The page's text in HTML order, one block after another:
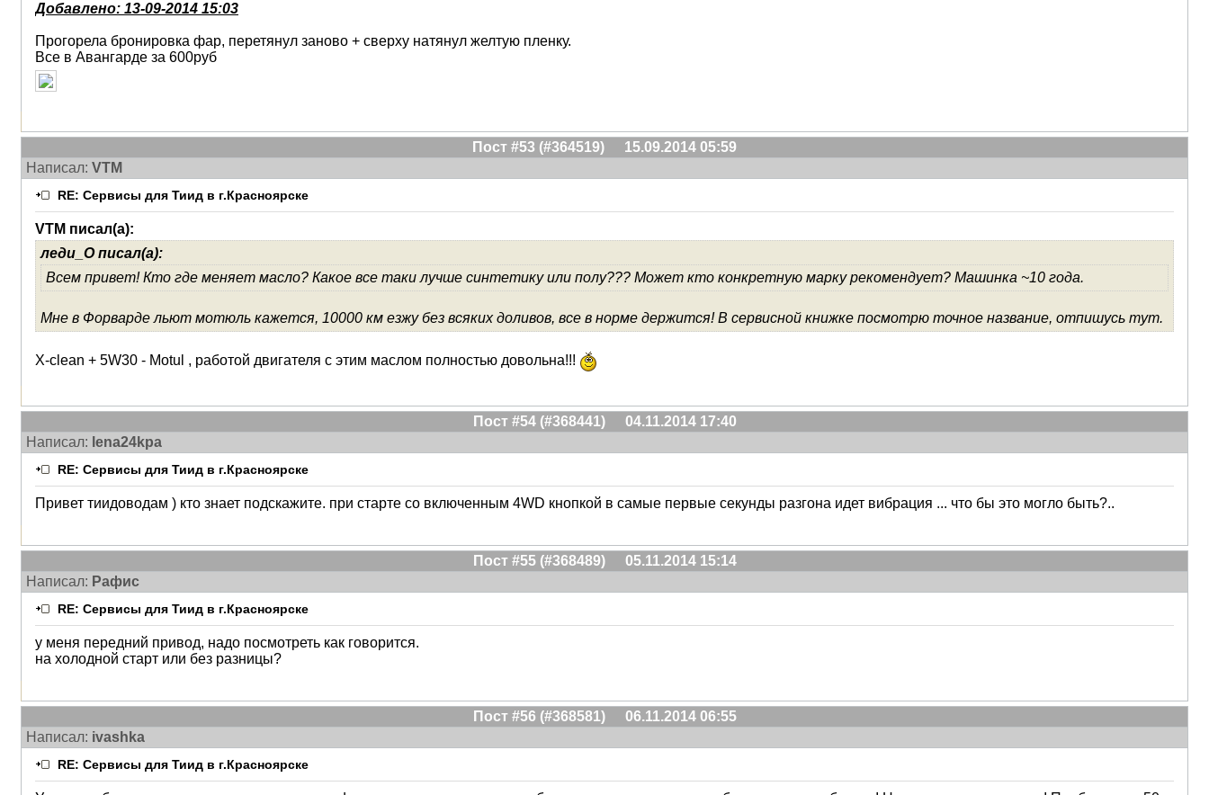
Добавлено: 13-09-2014 15:03
Прогорела бронировка фар, перетянул заново + сверху натянул желтую пленку.
Все в Авангарде за 600руб
Пост #53 (#364519)
15.09.2014 05:59
Написал: VTM
RE: Сервисы для Тиид в г.Красноярске
VTM писал(а):
леди_О писал(а):
Всем привет! Кто где меняет масло? Какое все таки лучше синтетику или полу??? Может кто конкретную марку рекомендует? Машинка ~10 года.
Мне в Форварде льют мотюль кажется, 10000 км езжу без всяких доливов, все в норме держится! В сервисной книжке посмотрю точное название, отпишусь тут.
X-clean + 5W30 - Motul , работой двигателя с этим маслом полностью довольна!!!
Пост #54 (#368441)
04.11.2014 17:40
Написал: lena24kpa
RE: Сервисы для Тиид в г.Красноярске
Привет тиидоводам ) кто знает подскажите. при старте со включенным 4WD кнопкой в самые первые секунды разгона идет вибрация ... что бы это могло быть?..
Пост #55 (#368489)
05.11.2014 15:14
Написал: Рафис
RE: Сервисы для Тиид в г.Красноярске
у меня передний привод, надо посмотреть как говорится.
на холодной старт или без разницы?
Пост #56 (#368581)
06.11.2014 06:55
Написал: ivashka
RE: Сервисы для Тиид в г.Красноярске